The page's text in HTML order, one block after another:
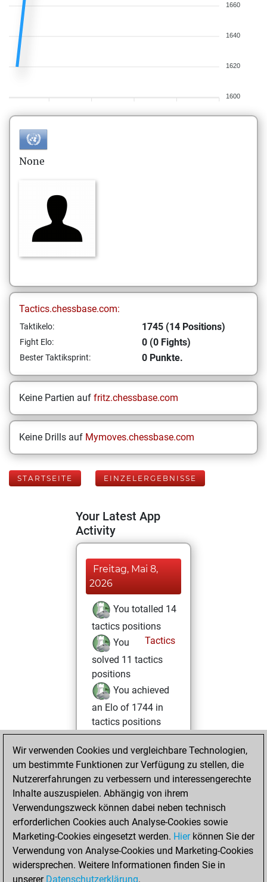
1660
1640
1620
1600
None
Tactics.chessbase.com:
Taktikelo: 1745 (14 Positions)
Fight Elo: 0 (0 Fights)
Bester Taktiksprint: 0 Punkte.
Keine Partien auf fritz.chessbase.com
Keine Drills auf Mymoves.chessbase.com
STARTSEITE EINZELERGEBNISSE
Your Latest App
Activity
Freitag, Mai 8,
2026
You totalled 14
tactics positions
Tactics
You
solved 11 tactics
positions
You achieved
an Elo of 1744 in
tactics positions
Donnerstag, Mai
7, 2026
You played 1
blitz games
Play
You scored +1
=0 -0 in blitz
You played 2
bullet games
Wir verwenden Cookies und vergleichbare Technologien,
um bestimmte Funktionen zur Verfügung zu stellen, die
Nutzererfahrungen zu verbessern und interessengerechte
Inhalte auszuspielen. Abhängig von ihrem
Verwendungszweck können dabei neben technisch
erforderlichen Cookies auch Analyse-Cookies sowie
Marketing-Cookies eingesetzt werden. Hierkönnen Sie der
Verwendung von Analyse-Cookies und Marketing-Cookies
widersprechen. Weitere Informationen finden Sie in
unserer Datenschutzerklärung.